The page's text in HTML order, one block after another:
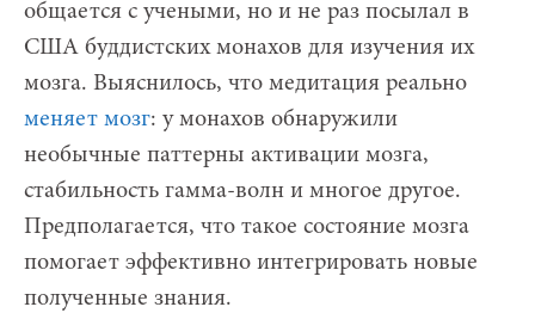
общается с учеными, но и не раз посылал в
США буддистских монахов для изучения их
мозга. Выяснилось, что медитация реально
меняет мозг: у монахов обнаружили
необычные паттерны активации мозга,
стабильность гамма-волн и многое другое.
Предполагается, что такое состояние мозга
помогает эффективно интегрировать новые
полученные знания.